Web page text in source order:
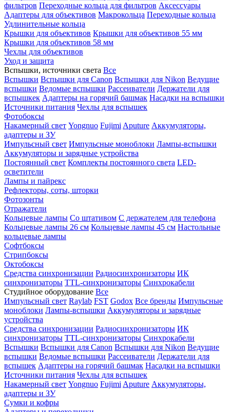
фильтров Переходные кольца для фильтров Аксессуары
Адаптеры для объективов Макрокольца Переходные кольца
Удлинительные кольца
Крышки для объективов Крышки для объективов 55 мм
Крышки для объективов 58 мм
Чехлы для объективов
Уход и защита
Вспышки, источники света Все
Вспышки Вспышки для Canon Вспышки для Nikon Ведущие
вспышки Ведомые вспышки Рассеиватели Держатели для
вспышкек Адаптеры на горячий башмак Насадки на вспышки
Источники питания Чехлы для вспышек
Фотобоксы
Накамерный свет Yongnuo Fujimi Aputure Аккумуляторы,
адаптеры и ЗУ
Импульсный свет Импульсные моноблоки Лампы-вспышки
Аккумуляторы и зарядные устройства
Постоянный свет Комплекты постоянного света LED-
осветители
Лампы и пайрекс
Рефлекторы, соты, шторки
Фотозонты
Отражатели
Кольцевые лампы Со штативом С держателем для телефона
Кольцевые лампы 26 см Кольцевые лампы 45 см Настольные
кольцевые лампы
Софтбоксы
Стрипбоксы
Октобоксы
Средства синхронизации Радиосинхронизаторы ИК
синхронизаторы TTL-синхронизаторы Синхрокабели
Студийное оборудование Все
Импульсный свет Raylab FST Godox Все бренды Импульсные
моноблоки Лампы-вспышки Аккумуляторы и зарядные
устройства
Средства синхронизации Радиосинхронизаторы ИК
синхронизаторы TTL-синхронизаторы Синхрокабели
Вспышки Вспышки для Canon Вспышки для Nikon Ведущие
вспышки Ведомые вспышки Рассеиватели Держатели для
вспышек Адаптеры на горячий башмак Насадки на вспышки
Источники питания Чехлы для вспышек
Накамерный свет Yongnuo Fujimi Aputure Аккумуляторы,
адаптеры и ЗУ
Сумки и кофры